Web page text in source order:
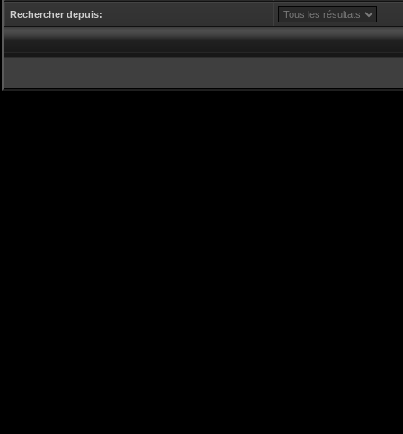
Rechercher depuis: